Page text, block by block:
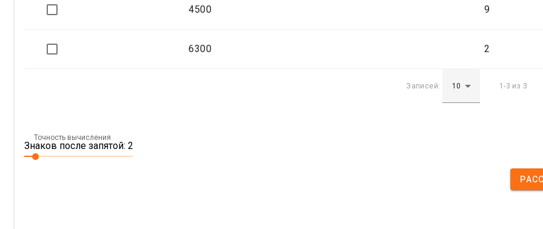
4500 9
6300 2
Записей: 1-3 из 3
Точность вычисления
Знаков после запятой: 2